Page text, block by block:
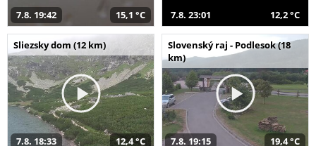
7.8. 19:42 15,1 °C 7.8. 23:01 12,2 °C
Sliezsky dom (12 km)
7.8. 18:33 12,4 °C
Slovenský raj - Podlesok (18
km)
7.8. 19:15 19,4 °C